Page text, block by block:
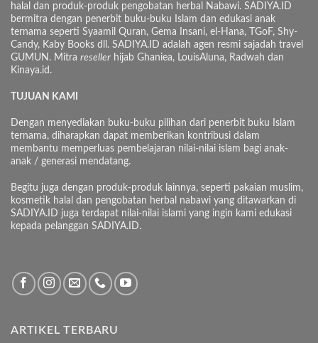
halal dan produk-produk pengobatan herbal Nabawi. SADIYA.ID
bermitra dengan penerbit buku-buku Islam dan edukasi anak
ternama seperti Syaamil Quran, Gema Insani, el-Hana, TGoF, Shy-
Candy, Kaby Books dll. SADIYA.ID adalah agen resmi sajadah travel
GUMUN. Mitra reseller hijab Ghaniea, LouisAluna, Radwah dan
Kinaya.id.
TUJUAN KAMI
Dengan menyediakan buku-buku pilihan dari penerbit buku Islam
ternama, diharapkan dapat memberikan kontribusi dalam
membantu memperluas pembelajaran nilai-nilai islam bagi anak-
anak / generasi mendatang.
Begitu juga dengan produk-produk lainnya, seperti pakaian muslim,
kosmetik halal dan pengobatan herbal nabawi yang ditawarkan di
SADIYA.ID juga terdapat nilai-nilai islami yang ingin kami edukasi
kepada pelanggan SADIYA.ID.
ARTIKEL TERBARU